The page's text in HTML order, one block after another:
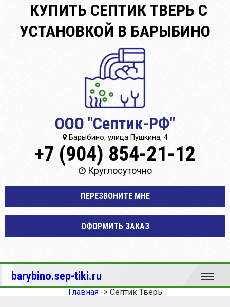
КУПИТЬ СЕПТИК ТВЕРЬ С
УСТАНОВКОЙ В БАРЫБИНО
ООО "Септик-РФ"
Барыбино, улица Пушкина, 4
+7 (904) 854-21-12
Круглосуточно
ПЕРЕЗВОНИТЕ МНЕ
ОФОРМИТЬ ЗАКАЗ
barybino.sep-tiki.ru Меню
Главная-> Септик Тверь